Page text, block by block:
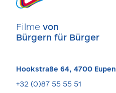
Filme von
Bürgern für Bürger
Hookstraße 64, 4700 Eupen
+32 (0)87 55 55 51